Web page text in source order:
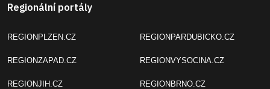
Regionální portály
REGIONPLZEN.CZ
REGIONZAPAD.CZ
REGIONJIH.CZ
REGIONPARDUBICKO.CZ
REGIONVYSOCINA.CZ
REGIONBRNO.CZ